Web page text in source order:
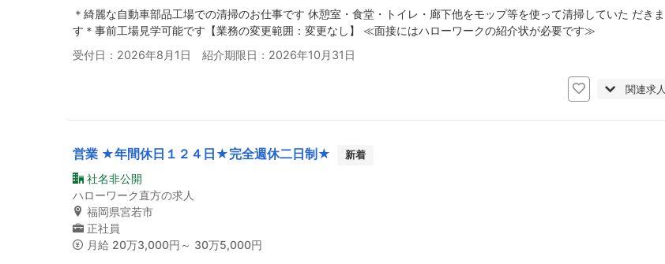
＊綺麗な自動車部品工場での清掃のお仕事です 休憩室・食堂・トイレ・廊下他をモップ等を使って清掃していた だきま
す＊事前工場見学可能です【業務の変更範囲：変更なし】 ≪面接にはハローワークの紹介状が必要です≫
受付日：2026年8月1日 紹介期限日：2026年10月31日
関連求人
営業 ★年間休日１２４日★完全週休二日制★ 新着
社名非公開
ハローワーク直方の求人
福岡県宮若市
正社員
月給 20万3,000円～ 30万5,000円